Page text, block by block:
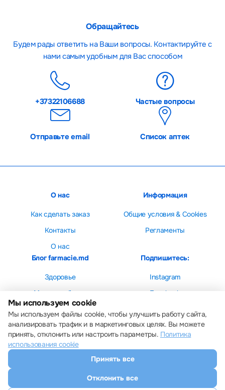
Обращайтесь
Будем рады ответить на Ваши вопросы. Контактируйте с
нами самым удобным для Вас способом
+37322106688 Частые вопросы
Отправьте email Список аптек
О нас
Как сделать заказ
Контакты
О нас
Информация
Общие условия & Cookies
Регламенты
Блог farmacie.md
Здоровье
Мама и ребенок
Красота
Подпишитесь:
Instagram
Facebook
Все права защищены © 2013 – 2026 Farmacie.md
Настройки cookie
Мы используем cookie
Мы используем файлы cookie, чтобы улучшить работу сайта,
анализировать трафик и в маркетинговых целях. Вы можете
принять, отклонить или настроить параметры. Политика
использования cookie
Принять все
Отклонить все